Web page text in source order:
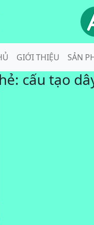
GIỚI THIỆU SẢN
cấu tạo